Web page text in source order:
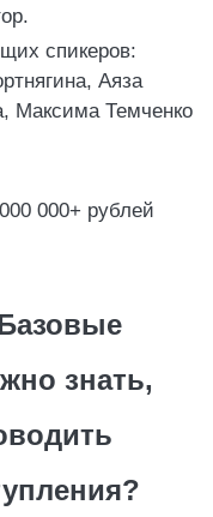
спикеров:
Аяза
Максима Темченко
000+ рублей
знать,